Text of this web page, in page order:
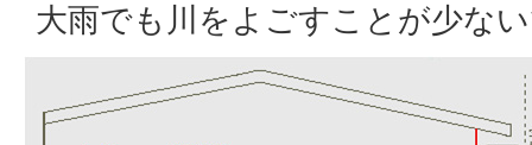
大雨でも川をよごすことが少な